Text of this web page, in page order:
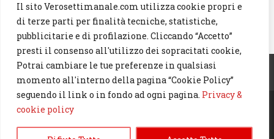
Il sito Verosettimanale.com utilizza cookie propri e
di terze parti per finalità tecniche, statistiche,
pubblicitarie e di profilazione. Cliccando “Accetto”
presti il consenso all'utilizzo dei sopracitati cookie,
Potrai cambiare le tue preferenze in qualsiasi
momento all'interno della pagina “Cookie Policy”
seguendo il link o in fondo ad ogni pagina. Privacy &
cookie policy
Artisti (241)
News(239)
Cerca
© 2023 Verosettimanale.com. All rights reserved.